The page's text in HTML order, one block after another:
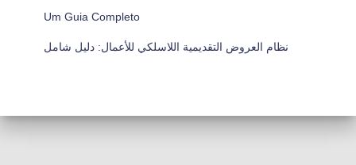
Um Guia Completo
نظام العروض التقديمية اللاسلكي للأعمال: دليل شامل